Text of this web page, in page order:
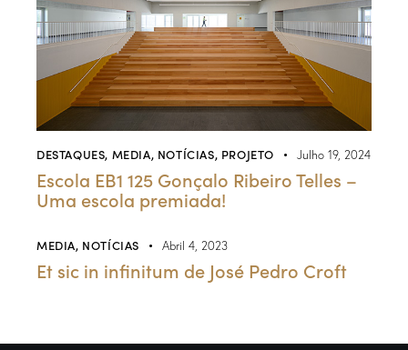
DESTAQUES, MEDIA, NOTÍCIAS, PROJETO Julho 19, 2024
Escola EB1 125 Gonçalo Ribeiro Telles –
Uma escola premiada!
MEDIA, NOTÍCIAS Abril 4, 2023
Et sic in infinitum de José Pedro Croft